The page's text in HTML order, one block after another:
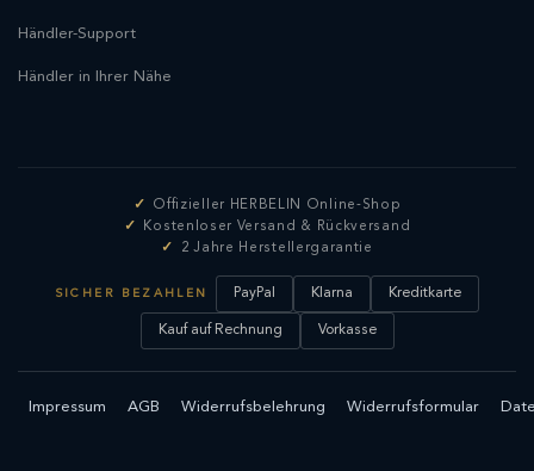
Händler-Support
Händler in Ihrer Nähe
Offizieller HERBELIN Online-Shop
Kostenloser Versand & Rückversand
2 Jahre Herstellergarantie
SICHER BEZAHLEN PayPal Klarna Kreditkarte
Kauf auf Rechnung Vorkasse
Impressum AGB Widerrufsbelehrung Widerrufsformular